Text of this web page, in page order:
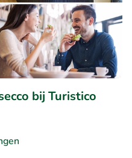
bij Turistico